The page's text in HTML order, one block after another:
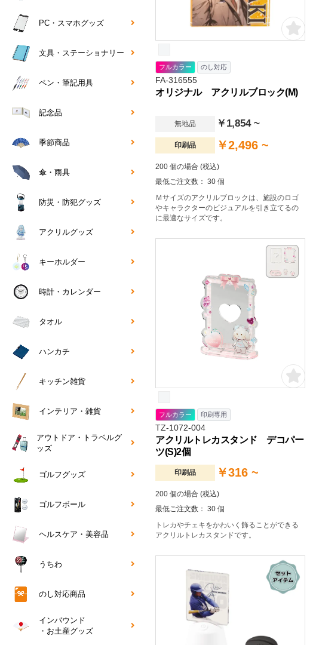
フルカラー のし対応
FA-316555
オリジナル アクリルブロック(M)
無地品 ￥1,854 ~
印刷品 ￥2,496 ~
200 個の場合 (税込)
最低ご注文数： 30 個
Ｍサイズのアクリルブロックは、施設のロゴ
やキャラクターのビジュアルを引き立てるの
に最適なサイズです。
フルカラー 印刷専用
TZ-1072-004
アクリルトレカスタンド デコパー
ツ(S)2個
印刷品 ￥316 ~
200 個の場合 (税込)
最低ご注文数： 30 個
トレカやチェキをかわいく飾ることができる
アクリルトレカスタンドです。
PC・スマホグッズ
文具・ステーショナリー
ペン・筆記用具
記念品
季節商品
傘・雨具
防災・防犯グッズ
アクリルグッズ
キーホルダー
時計・カレンダー
タオル
ハンカチ
キッチン雑貨
インテリア・雑貨
アウトドア・トラベルグ
ッズ
ゴルフグッズ
ゴルフボール
ヘルスケア・美容品
うちわ
のし対応商品
インバウンド
・お土産グッズ